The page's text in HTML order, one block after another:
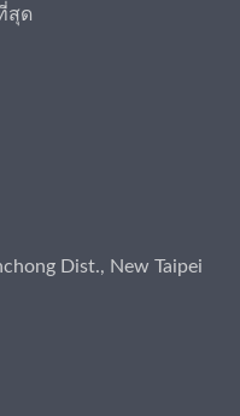
สุด
Dist., New Taipei